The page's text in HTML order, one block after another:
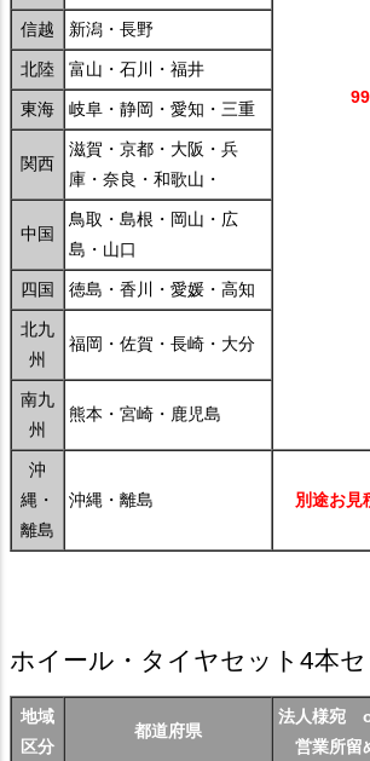
信越 新潟・長野
北陸 富山・石川・福井
東海 岐阜・静岡・愛知・三重
関西
滋賀・京都・大阪・兵
庫・奈良・和歌山・
中国
鳥取・島根・岡山・広
島・山口
四国 徳島・香川・愛媛・高知
北九
州
福岡・佐賀・長崎・大分
南九
州
熊本・宮崎・鹿児島
沖
縄・
離島
沖縄・離島 別途お見
ホイール・タイヤセット4本セ
地域
区分
都道府県
法人様宛
営業所留